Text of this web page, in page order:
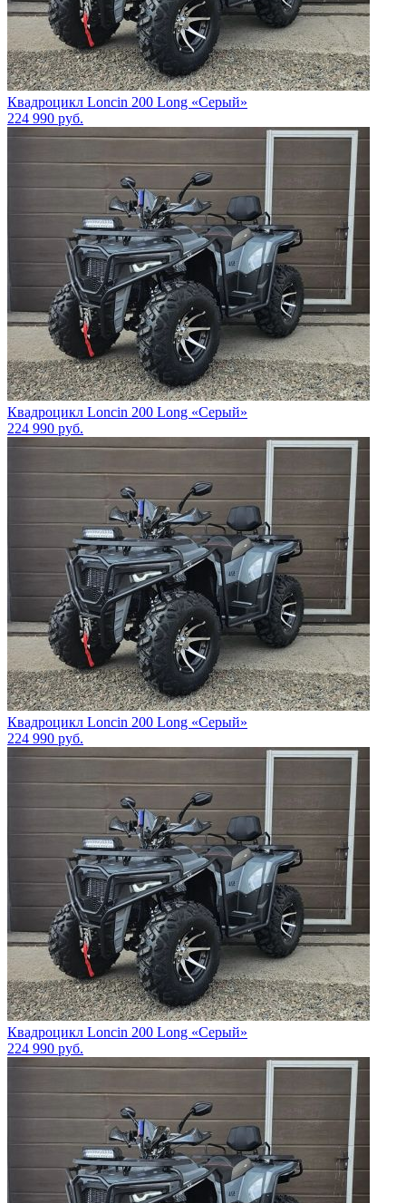
Квадроцикл Loncin 200 Long «Серый»
224 990 руб.
Квадроцикл Loncin 200 Long «Серый»
224 990 руб.
Квадроцикл Loncin 200 Long «Серый»
224 990 руб.
Квадроцикл Loncin 200 Long «Серый»
224 990 руб.